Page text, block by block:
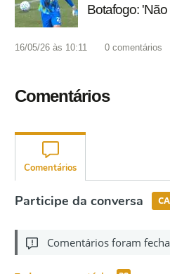
Botafogo:
16/05/26 às 10:11 0 comentários
Comentários